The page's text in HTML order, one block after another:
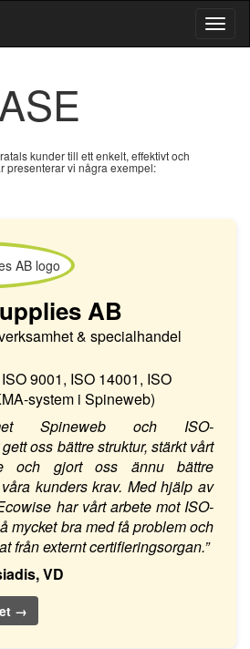
kunder till ett enkelt, effektivt och
presenterar vi några exempel:
AB
& specialhandel
ISO 9001, ISO 14001, ISO
system i Spineweb)
Spineweb och ISO-
oss bättre struktur, stärkt vårt
och gjort oss ännu bättre
kunders krav. Med hjälp av
har vårt arbete mot ISO-
mycket bra med få problem och
från externt certifieringsorgan.”
VD
→